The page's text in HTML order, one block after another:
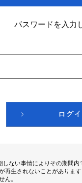
パスワードを入力
ない事情によりその期間内
再生されないことがあります
ん。